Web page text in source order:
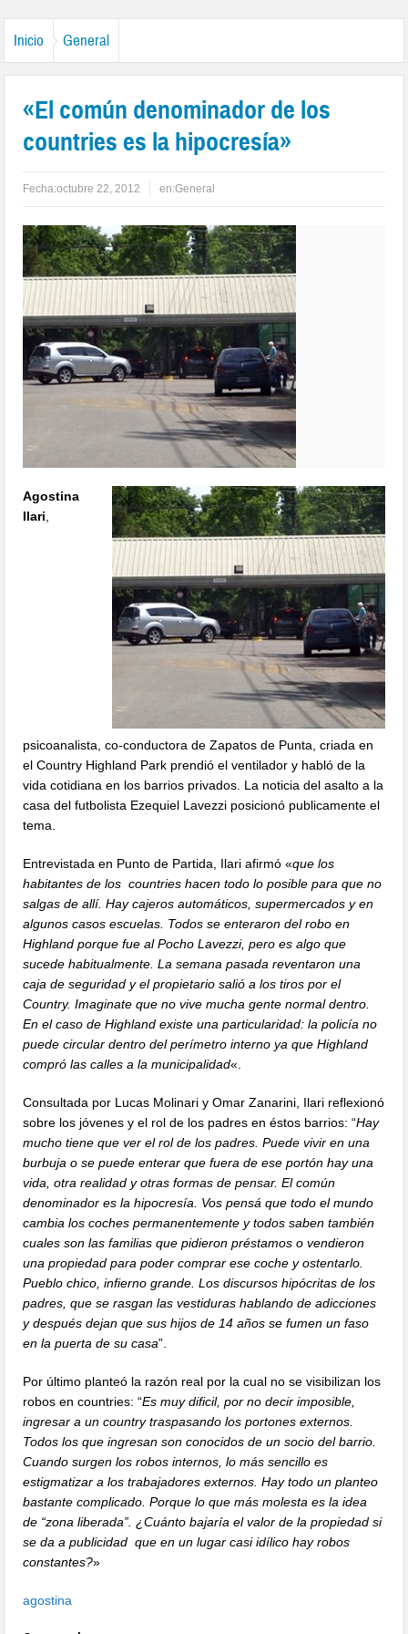
Inicio General
«El común denominador de los
countries es la hipocresía»
Fecha:octubre 22, 2012 en:General
Agostina
Ilari
psicoanalista, co-conductora de Zapatos de Punta, criada en
el Country Highland Park prendió el ventilador y habló de la
vida cotidiana en los barrios privados. La noticia del asalto a la
casa del futbolista Ezequiel Lavezzi posicionó publicamente el
tema.
Entrevistada en Punto de Partida, Ilari afirmó «que los
habitantes de los countries hacen todo lo posible para que no
salgas de allí. Hay cajeros automáticos, supermercados y en
algunos casos escuelas. Todos se enteraron del robo en
Highland porque fue al Pocho Lavezzi, pero es algo que
sucede habitualmente. La semana pasada reventaron una
caja de seguridad y el propietario salió a los tiros por el
Country. Imaginate que no vive mucha gente normal dentro.
En el caso de Highland existe una particularidad: la policía no
puede circular dentro del perímetro interno ya que Highland
compró las calles a la municipalidad«.
Consultada por Lucas Molinari y Omar Zanarini, Ilari reflexionó
sobre los jóvenes y el rol de los padres en éstos barrios: “Hay
mucho tiene que ver el rol de los padres. Puede vivir en una
burbuja o se puede enterar que fuera de ese portón hay una
vida, otra realidad y otras formas de pensar. El común
denominador es la hipocresía. Vos pensá que todo el mundo
cambia los coches permanentemente y todos saben también
cuales son las familias que pidieron préstamos o vendieron
una propiedad para poder comprar ese coche y ostentarlo.
Pueblo chico, infierno grande. Los discursos hipócritas de los
padres, que se rasgan las vestiduras hablando de adicciones
y después dejan que sus hijos de 14 años se fumen un faso
en la puerta de su casa”.
Por último planteó la razón real por la cual no se visibilizan los
robos en countries: “Es muy dificil, por no decir imposible,
ingresar a un country traspasando los portones externos.
Todos los que ingresan son conocidos de un socio del barrio.
Cuando surgen los robos internos, lo más sencillo es
estigmatizar a los trabajadores externos. Hay todo un planteo
bastante complicado. Porque lo que más molesta es la idea
de “zona liberada”. ¿Cuánto bajaría el valor de la propiedad si
se da a publicidad que en un lugar casi idílico hay robos
constantes?»
agostina